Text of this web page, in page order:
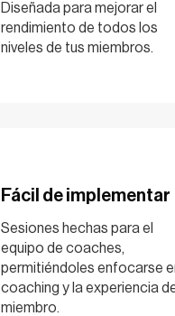
Diseñada para mejorar el
rendimiento de todos los
niveles de tus miembros.
Fácil de implementar
Sesiones hechas para el
equipo de coaches,
permitiéndoles enfocarse
coaching y la experiencia
miembro.